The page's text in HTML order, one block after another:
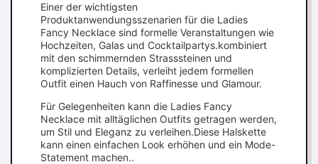
Einer der wichtigsten
Produktanwendungsszenarien für die Ladies
Fancy Necklace sind formelle Veranstaltungen wie
Hochzeiten, Galas und Cocktailpartys.kombiniert
mit den schimmernden Strasssteinen und
komplizierten Details, verleiht jedem formellen
Outfit einen Hauch von Raffinesse und Glamour.
Für Gelegenheiten kann die Ladies Fancy
Necklace mit alltäglichen Outfits getragen werden,
um Stil und Eleganz zu verleihen.Diese Halskette
kann einen einfachen Look erhöhen und ein Mode-
Statement machen..